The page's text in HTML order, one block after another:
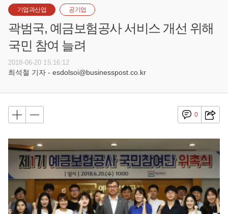
기업과산업 공기업
곽범국, 예금보험공사 서비스 개선 위해
국민 참여 늘려
2018-06-20 15:16:12
최석철 기자 - esdolsoi@businesspost.co.kr
0